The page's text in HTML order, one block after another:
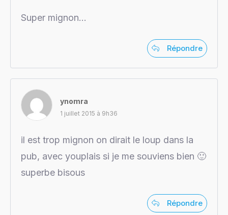
Super mignon…
Répondre
ynomra
1 juillet 2015 à 9h36
il est trop mignon on dirait le loup dans la
pub, avec youplais si je me souviens bien 🙂
superbe bisous
Répondre